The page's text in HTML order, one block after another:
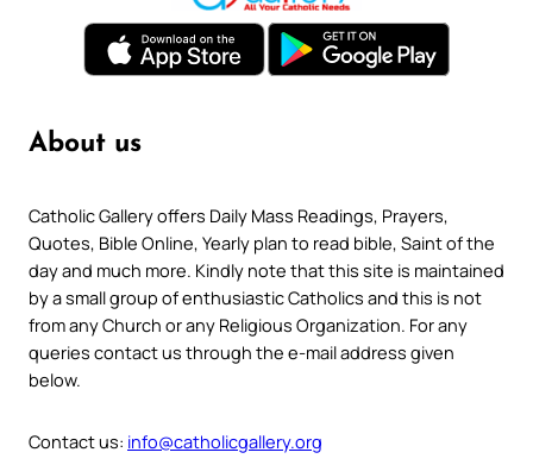
About us
Catholic Gallery offers Daily Mass Readings, Prayers,
Quotes, Bible Online, Yearly plan to read bible, Saint of the
day and much more. Kindly note that this site is maintained
by a small group of enthusiastic Catholics and this is not
from any Church or any Religious Organization. For any
queries contact us through the e-mail address given
below.
Contact us: info@catholicgallery.org